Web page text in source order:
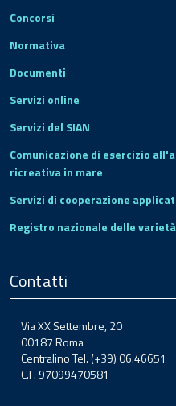
Concorsi
Normativa
Documenti
Servizi online
Servizi del SIAN
Comunicazione di esercizio
ricreativa in mare
Servizi di cooperazione
Registro nazionale delle
Contatti
Via XX Settembre, 20
00187 Roma
Centralino Tel. (+39) 06.46651
C.F. 97099470581